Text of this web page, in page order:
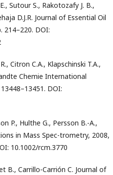
Sutour S., Rakotozafy J. B.,
D.J.R. Journal of Essential Oil
214–220. DOI:
Citron C.A., Klapschinski T.A.,
Chemie International
DOI:
P., Hulthe G., Persson B.-A.,
in Mass Spec-trometry, 2008,
10.1002/rcm.3770
B., Carrillo-Carrión C. Journal of